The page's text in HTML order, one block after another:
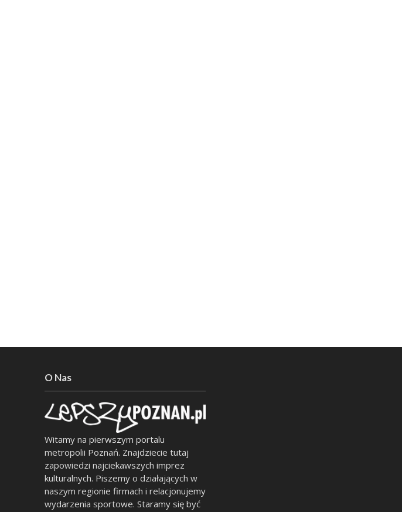
O Nas
Witamy na pierwszym portalu
metropolii Poznań. Znajdziecie tutaj
zapowiedzi najciekawszych imprez
kulturalnych. Piszemy o działających w
naszym regionie firmach i relacjonujemy
wydarzenia sportowe. Staramy się być